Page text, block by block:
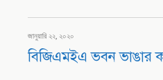
জানুয়ারি ২২, ২০২০
বিজিএমইএ ভবন ভাঙার